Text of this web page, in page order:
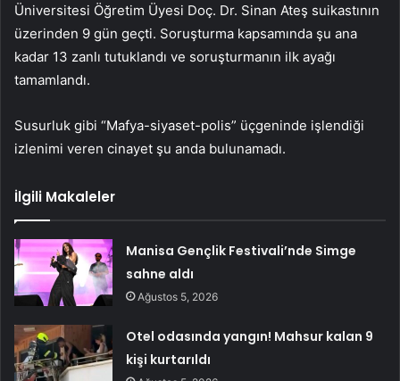
Üniversitesi Öğretim Üyesi Doç. Dr. Sinan Ateş suikastının
üzerinden 9 gün geçti. Soruşturma kapsamında şu ana
kadar 13 zanlı tutuklandı ve soruşturmanın ilk ayağı
tamamlandı.
Susurluk gibi “Mafya-siyaset-polis” üçgeninde işlendiği
izlenimi veren cinayet şu anda bulunamadı.
İlgili Makaleler
Manisa Gençlik Festivali’nde Simge
sahne aldı
Ağustos 5, 2026
Otel odasında yangın! Mahsur kalan 9
kişi kurtarıldı